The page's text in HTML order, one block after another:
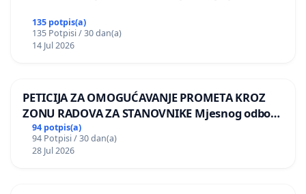
135 potpis(a)
135 Potpisi / 30 dan(a)
14 Jul 2026
PETICIJA ZA OMOGUĆAVANJE PROMETA KROZ
ZONU RADOVA ZA STANOVNIKE Mjesnog odbora
Kamensko i Lemić Brdo
94 potpis(a)
94 Potpisi / 30 dan(a)
28 Jul 2026